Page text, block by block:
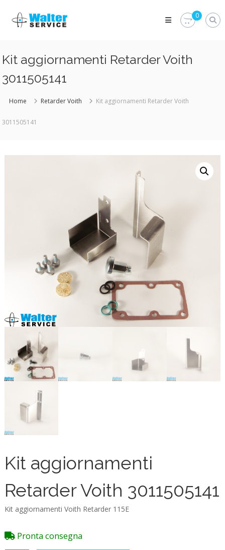
content
Walter
Service
parti
del
veicolo?
Walter
0
Kit aggiornamenti Retarder Voith
3011505141
Home Retarder Voith Kit aggiornamenti Retarder Voith
3011505141
Kit aggiornamenti
Retarder Voith 3011505141
Kit aggiornamenti Voith Retarder 115E
Pronta consegna